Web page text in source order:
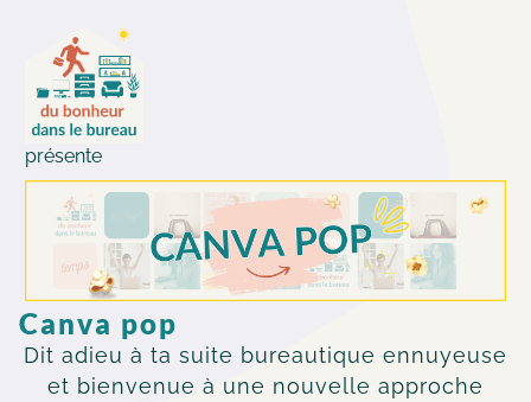
présente
Canva pop
Dit adieu à ta suite bureautique ennuyeuse
et bienvenue à une nouvelle approche